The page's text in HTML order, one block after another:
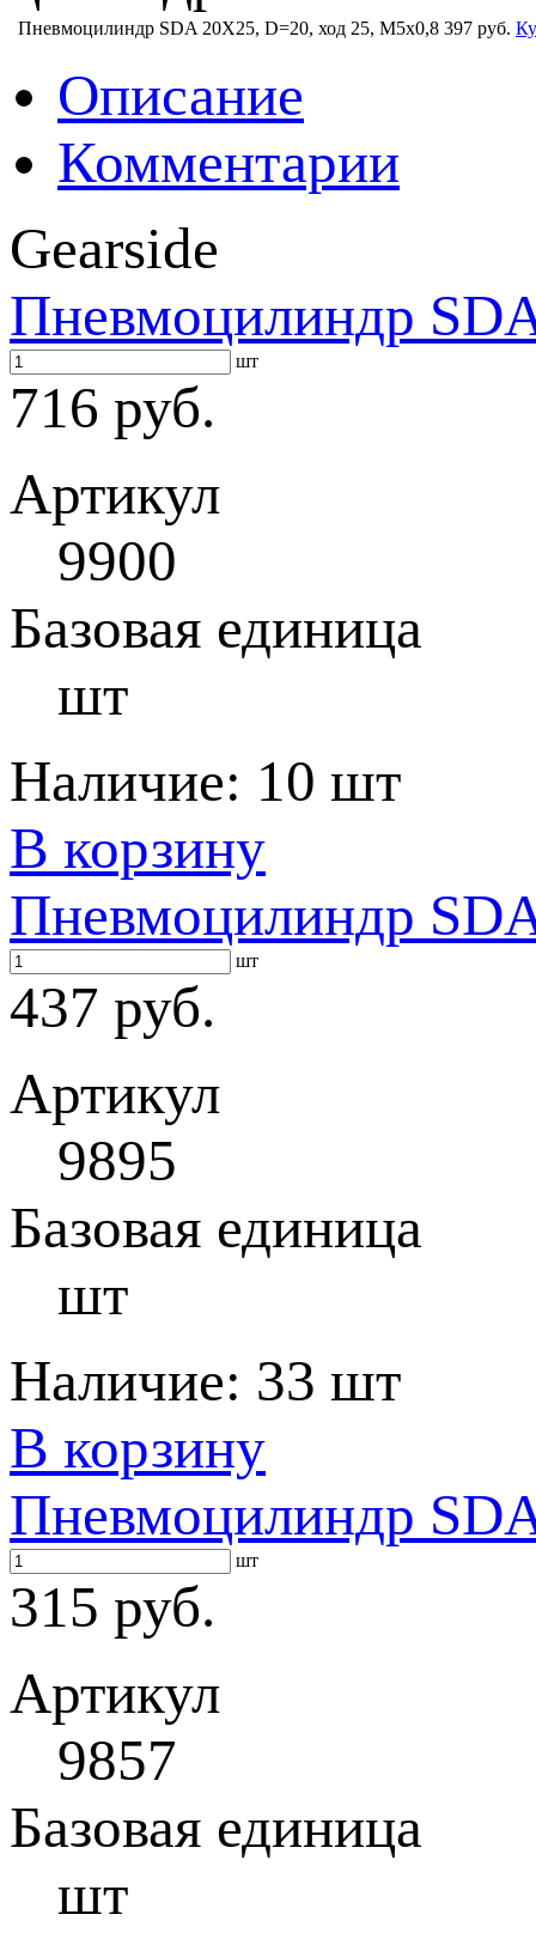
Пневмоцилиндр SDA 20X25, D=20, ход 25, М5х0,8 397 руб.
Описание
Комментарии
Gearside
Пневмоцилиндр
шт
716 руб.
Артикул
9900
Базовая единица
шт
Наличие: 10 шт
В корзину
Пневмоцилиндр
шт
437 руб.
Артикул
9895
Базовая единица
шт
Наличие: 33 шт
В корзину
Пневмоцилиндр
шт
315 руб.
Артикул
9857
Базовая единица
шт